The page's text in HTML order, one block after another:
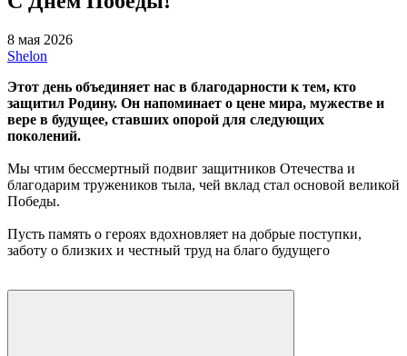
8 мая 2026
Shelon
Этот день объединяет нас в благодарности к тем, кто
защитил Родину. Он напоминает о цене мира, мужестве и
вере в будущее, ставших опорой для следующих
поколений.
Мы чтим бессмертный подвиг защитников Отечества и
благодарим тружеников тыла, чей вклад стал основой великой
Победы.
Пусть память о героях вдохновляет на добрые поступки,
заботу о близких и честный труд на благо будущего